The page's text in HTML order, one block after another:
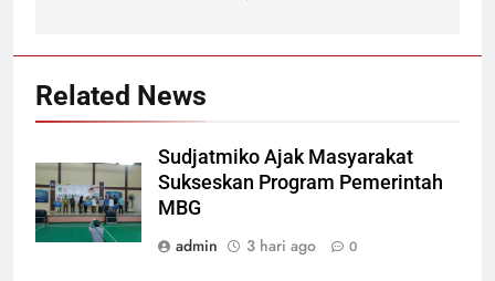
Related News
Sudjatmiko Ajak Masyarakat
Sukseskan Program Pemerintah
MBG
admin
3 hari ago 0